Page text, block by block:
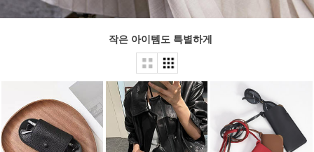
작은 아이템도 특별하게